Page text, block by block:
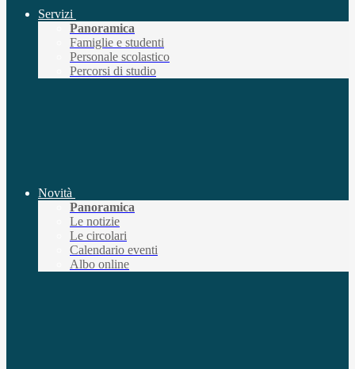
Servizi
Panoramica
Famiglie e studenti
Personale scolastico
Percorsi di studio
Novità
Panoramica
Le notizie
Le circolari
Calendario eventi
Albo online